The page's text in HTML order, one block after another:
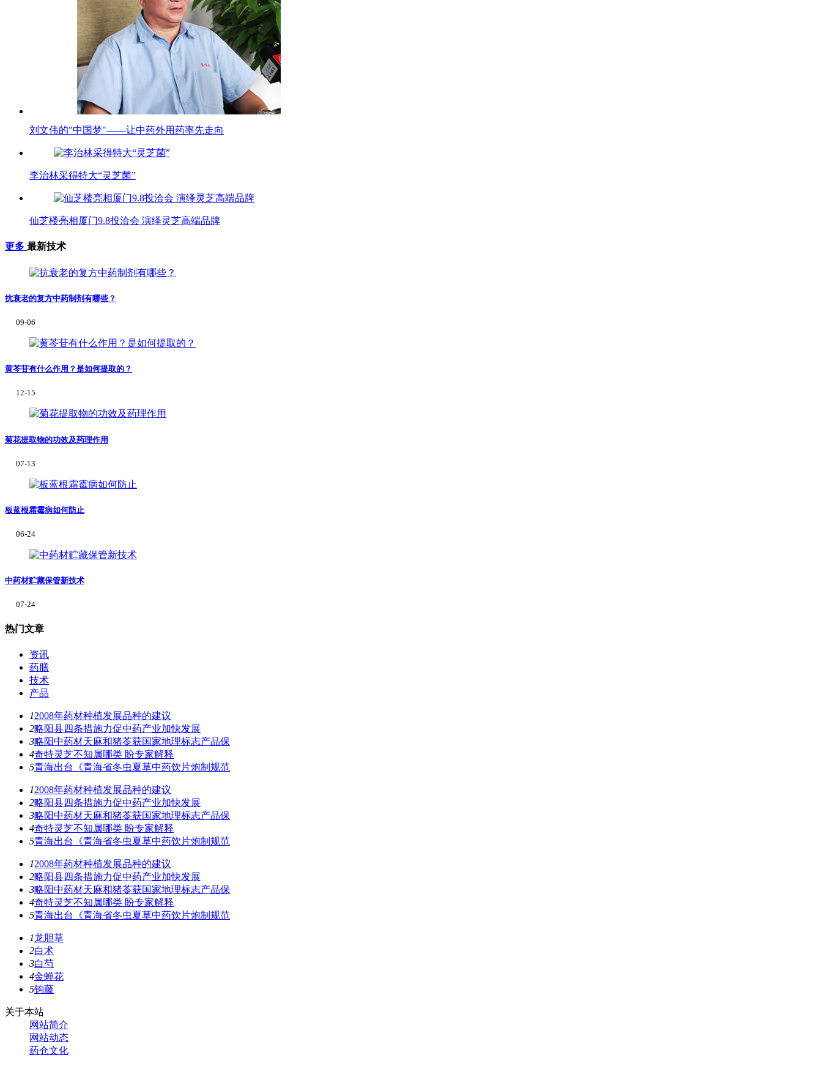
刘文伟的"中国梦"——让中药外用药率先走向
李治林采得特大“灵芝菌”
仙芝楼亮相厦门9.8投洽会 演绎灵芝高端品牌
更多 最新技术
抗衰老的复方中药制剂有哪些？
09-06
黄芩苷有什么作用？是如何提取的？
12-15
菊花提取物的功效及药理作用
07-13
板蓝根霜霉病如何防止
06-24
中药材贮藏保管新技术
07-24
热门文章
资讯
药膳
技术
产品
12008年药材种植发展品种的建议
2略阳县四条措施力促中药产业加快发展
3略阳中药材天麻和猪苓获国家地理标志产品保
4奇特灵芝不知属哪类 盼专家解释
5青海出台《青海省冬虫夏草中药饮片炮制规范
12008年药材种植发展品种的建议
2略阳县四条措施力促中药产业加快发展
3略阳中药材天麻和猪苓获国家地理标志产品保
4奇特灵芝不知属哪类 盼专家解释
5青海出台《青海省冬虫夏草中药饮片炮制规范
12008年药材种植发展品种的建议
2略阳县四条措施力促中药产业加快发展
3略阳中药材天麻和猪苓获国家地理标志产品保
4奇特灵芝不知属哪类 盼专家解释
5青海出台《青海省冬虫夏草中药饮片炮制规范
1龙胆草
2白术
3白芍
4金蝉花
5钩藤
关于本站
网站简介
网站动态
药仓文化